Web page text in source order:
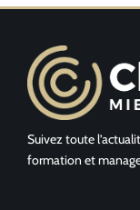
Suivez toute
formation et